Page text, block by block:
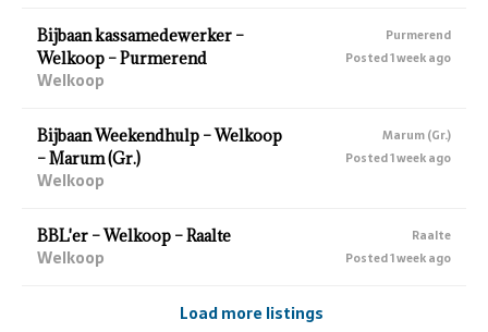
Bijbaan kassamedewerker –
Welkoop – Purmerend
Welkoop
Purmerend
Posted 1 week ago
Bijbaan Weekendhulp – Welkoop
– Marum (Gr.)
Welkoop
Marum (Gr.)
Posted 1 week ago
BBL'er – Welkoop – Raalte
Welkoop
Raalte
Posted 1 week ago
Load more listings